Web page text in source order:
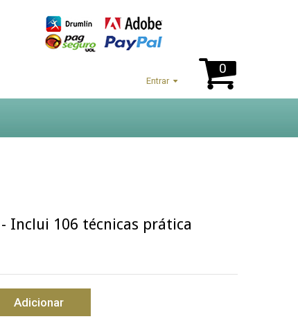
0
Entrar
- Inclui 106 técnicas prática
Adicionar